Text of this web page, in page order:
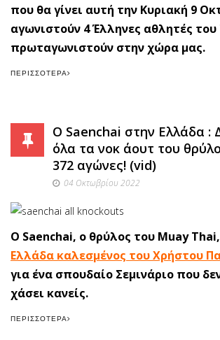
που θα γίνει αυτή την Κυριακή 9
αγωνιστούν 4 Έλληνες αθλητές
πρωταγωνιστούν στην χώρα μας.
ΠΕΡΙΣΣΌΤΕΡΑ
Ο Saenchai στην Ελλάδα :
όλα τα νοκ άουτ του
372 αγώνες! (vid)
04 Οκτωβρίου 2022
Ο Saenchai, ο θρύλος του Muay Thai,
Ελλάδα καλεσμένος του Χρήστου
για ένα σπουδαίο Σεμινάριο που
χάσει κανείς.
ΠΕΡΙΣΣΌΤΕΡΑ